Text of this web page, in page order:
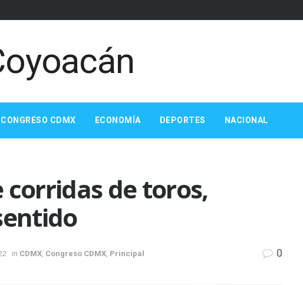
CONGRESO CDMX ECONOMÍA DEPORTES NACIONAL
corridas de toros,
in CDMX Congreso CDMX Principal 0